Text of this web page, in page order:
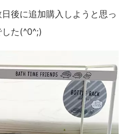
後に追加購入しようと思っ
た(^0^;)